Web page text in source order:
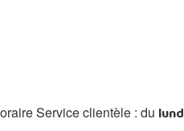
Service clientèle : du